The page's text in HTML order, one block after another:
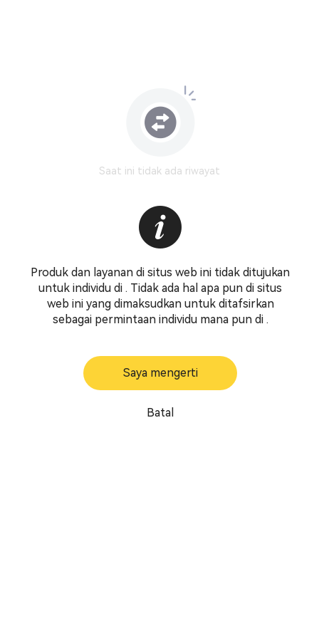
Saat ini tidak ada riwayat
Produk dan layanan di situs web ini tidak ditujukan
untuk individu di . Tidak ada hal apa pun di situs
web ini yang dimaksudkan untuk ditafsirkan
sebagai permintaan individu mana pun di .
Saya mengerti
Batal